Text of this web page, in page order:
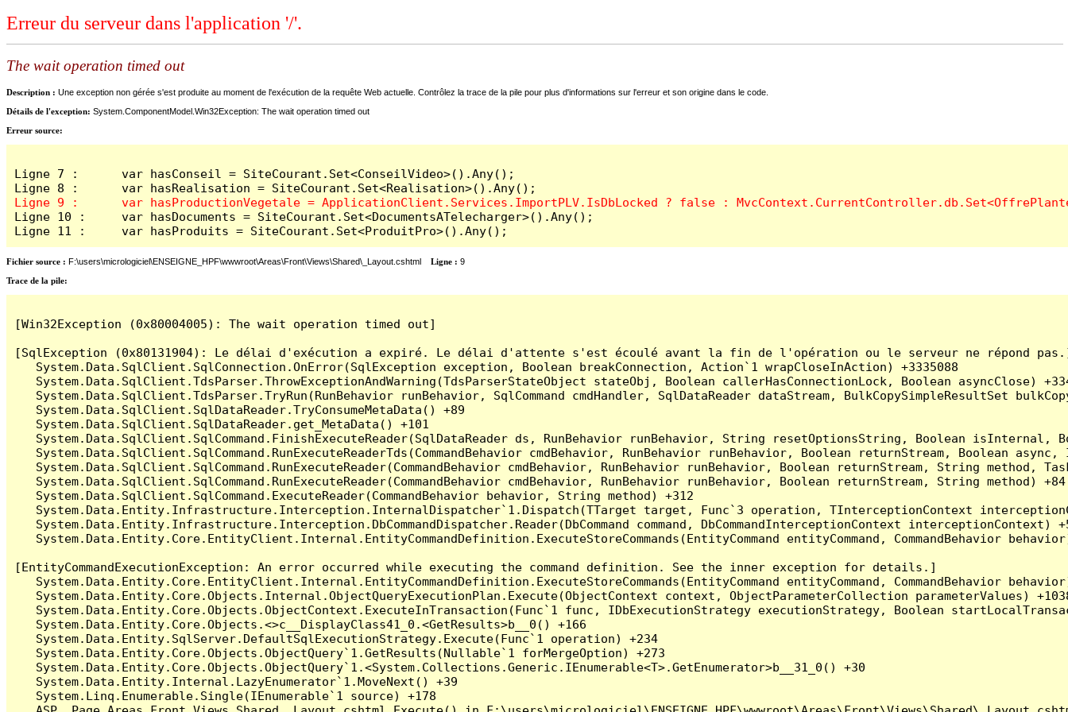
Erreur du serveur dans l'application '/'.
The wait operation timed out
Description : Une exception non gérée s'est produite au moment de l'exécution de la requête Web actuelle. Contrôlez la trace de la pile pour plus d'informations sur l'erreur et son origine dans le code.
Détails de l'exception: System.ComponentModel.Win32Exception: The wait operation timed out
Erreur source:
Ligne 7 :      var hasConseil = SiteCourant.Set<ConseilVideo>().Any();
Ligne 10 :     var hasDocuments = SiteCourant.Set<DocumentsATelecharger>().Any();
Ligne 11 :     var hasProduits = SiteCourant.Set<ProduitPro>().Any();
Fichier source : F:\users\micrologiciel\ENSEIGNE_HPF\wwwroot\Areas\Front\Views\Shared\_Layout.cshtml Ligne : 9
Trace de la pile:
[Win32Exception (0x80004005): The wait operation timed out]
[SqlException (0x80131904): Le délai d'exécution a expiré. Le délai d'attente s'est écoulé avant la fin de l'opération ou le serveur ne répond
   System.Data.SqlClient.SqlConnection.OnError(SqlException exception, Boolean breakConnection, Action`1 wrapCloseInAction) +3335088
System.Data.SqlClient.TdsParser.ThrowExceptionAndWarning(TdsParserStateObject stateObj, Boolean callerHasConnectionLock, Boolean asyncClose)
System.Data.SqlClient.TdsParser.TryRun(RunBehavior runBehavior, SqlCommand cmdHandler, SqlDataReader dataStream, BulkCopySimpleResultSet
   System.Data.SqlClient.SqlDataReader.TryConsumeMetaData() +89
   System.Data.SqlClient.SqlDataReader.get_MetaData() +101
System.Data.SqlClient.SqlCommand.FinishExecuteReader(SqlDataReader ds, RunBehavior runBehavior, String resetOptionsString, Boolean
System.Data.SqlClient.SqlCommand.RunExecuteReaderTds(CommandBehavior cmdBehavior, RunBehavior runBehavior, Boolean returnStream, Boolean
System.Data.SqlClient.SqlCommand.RunExecuteReader(CommandBehavior cmdBehavior, RunBehavior runBehavior, Boolean returnStream, String method,
   System.Data.SqlClient.SqlCommand.RunExecuteReader(CommandBehavior cmdBehavior, RunBehavior runBehavior, Boolean returnStream, String method) +84
   System.Data.SqlClient.SqlCommand.ExecuteReader(CommandBehavior behavior, String method) +312
System.Data.Entity.Infrastructure.Interception.InternalDispatcher`1.Dispatch(TTarget target, Func`3 operation, TInterceptionContext
System.Data.Entity.Infrastructure.Interception.DbCommandDispatcher.Reader(DbCommand command, DbCommandInterceptionContext interceptionContext)
System.Data.Entity.Core.EntityClient.Internal.EntityCommandDefinition.ExecuteStoreCommands(EntityCommand entityCommand, CommandBehavior
[EntityCommandExecutionException: An error occurred while executing the command definition. See the inner exception for details.]
System.Data.Entity.Core.EntityClient.Internal.EntityCommandDefinition.ExecuteStoreCommands(EntityCommand entityCommand, CommandBehavior
System.Data.Entity.Core.Objects.Internal.ObjectQueryExecutionPlan.Execute(ObjectContext context, ObjectParameterCollection parameterValues)
System.Data.Entity.Core.Objects.ObjectContext.ExecuteInTransaction(Func`1 func, IDbExecutionStrategy executionStrategy, Boolean
   System.Data.Entity.Core.Objects.<>c__DisplayClass41_0.<GetResults>b__0() +166
   System.Data.Entity.SqlServer.DefaultSqlExecutionStrategy.Execute(Func`1 operation) +234
   System.Data.Entity.Core.Objects.ObjectQuery`1.GetResults(Nullable`1 forMergeOption) +273
   System.Data.Entity.Core.Objects.ObjectQuery`1.<System.Collections.Generic.IEnumerable<T>.GetEnumerator>b__31_0() +30
   System.Data.Entity.Internal.LazyEnumerator`1.MoveNext() +39
   System.Linq.Enumerable.Single(IEnumerable`1 source) +178